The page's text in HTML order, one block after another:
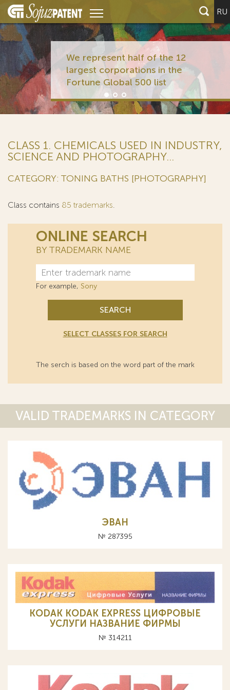
RU
We represent half of the 12
largest corporations in the
Fortune Global 500 list
CLASS 1. CHEMICALS USED IN INDUSTRY,
SCIENCE AND PHOTOGRAPHY...
CATEGORY: TONING BATHS [PHOTOGRAPHY]
Class contains 85 trademarks.
ONLINE SEARCH
BY TRADEMARK NAME
For example, Sony
SEARCH
SELECT CLASSES FOR SEARCH
The serch is based on the word part of the mark
VALID TRADEMARKS IN CATEGORY
ЭВАН
№ 287395
KODAK KODAK EXPRESS ЦИФРОВЫЕ
УСЛУГИ НАЗВАНИЕ ФИРМЫ
№ 314211